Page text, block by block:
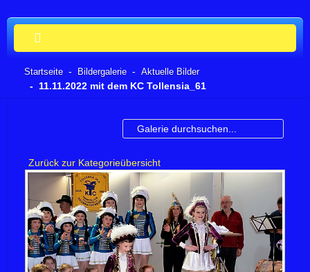
Startseite Bildergalerie Aktuelle Bilder
11.11.2022 mit dem KC Tollensia_61
Zurück zur Kategorieübersicht